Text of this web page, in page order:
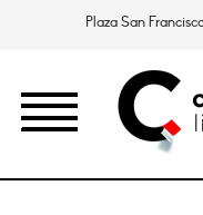
Plaza San